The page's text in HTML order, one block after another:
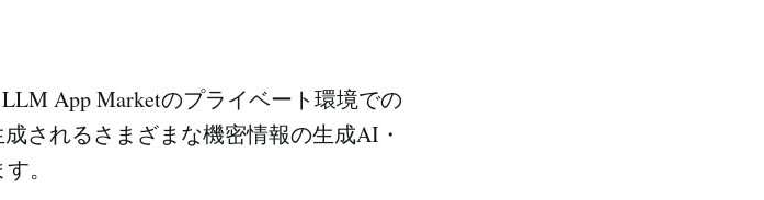
App Marketのプライベート環境での
されるさまざまな機密情報の生成AI・
。